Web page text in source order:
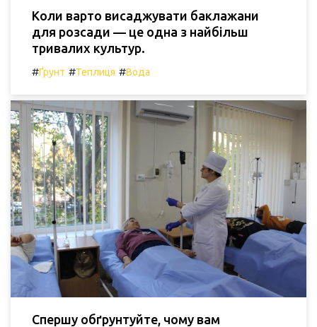
Коли варто висаджувати баклажани
для розсади — це одна з найбільш
тривалих культур.
#Ґрунт #Теплиця #Вода
Спершу обґрунтуйте, чому вам